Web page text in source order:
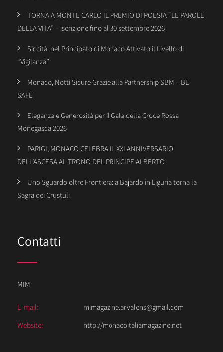
TORNA A MONTE CARLO IL PREMIO DI POESIA “LE PAROLE
DELLA VITA” – iscrizione fino al 30 settembre 2026
Siccità: nel Principato di Monaco Attivato il Livello di
“Vigilanza”
Monaco, Notti Sicure Grazie alla Partnership SBM – BE
SAFE
Eleganza e Generosità per il Gala della Croce Rossa
Monegasca 2026
PARIGI, MONACO CELEBRA IL XXI ANNIVERSARIO
DELL’ASCESA AL TRONO DEL PRINCIPE ALBERTO
Uno Sguardo oltre Frontiera: a Bajardo in Liguria torna la
Sagra dei Crustuli
Contatti
MIM
E-mail:
mimagazine.arvalens@gmail.com
Website:
http://monacoitaliamagazine.net